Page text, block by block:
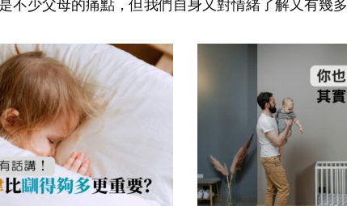
不少父母的痛點，但我們自身又對情緒了解又有幾